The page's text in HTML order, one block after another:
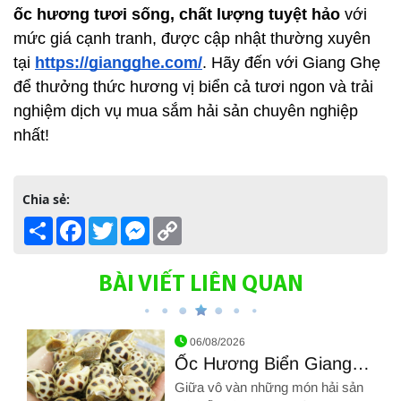
ốc hương tươi sống, chất lượng tuyệt hảo với
mức giá cạnh tranh, được cập nhật thường xuyên
tại https://giangghe.com/. Hãy đến với Giang Ghẹ
để thưởng thức hương vị biển cả tươi ngon và trải
nghiệm dịch vụ mua sắm hải sản chuyên nghiệp
nhất!
Chia sẻ:
Share Facebook
TwitterMessenger
BÀI VIẾT LIÊN QUAN
06/08/2026
Ốc Hương Biển Giang
Ghẹ
Giữa vô vàn những món hải sản